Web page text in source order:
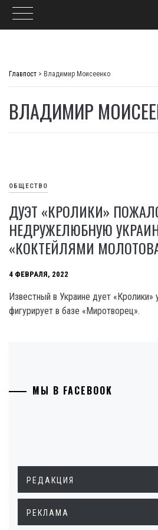
Главпост > Владимир Моисеенко
ВЛАДИМИР
ОБЩЕСТВО
ДУЭТ «КРОЛИКИ»
НЕДРУЖЕЛЮБНУЮ
«КОКТЕЙЛЯМИ
4 ФЕВРАЛЯ, 2022
Известный в Украине дует
фигурирует в базе «Миротворец».
МЫ В FACEBOOK
РЕДАКЦИЯ
РЕКЛАМА